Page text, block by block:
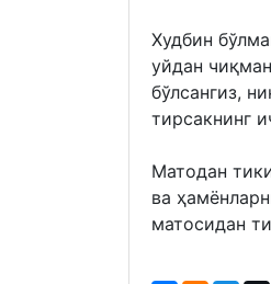
Худбин
уйдан
бўлсангиз,
тирсакнинг
Матодан
ва
матосидан